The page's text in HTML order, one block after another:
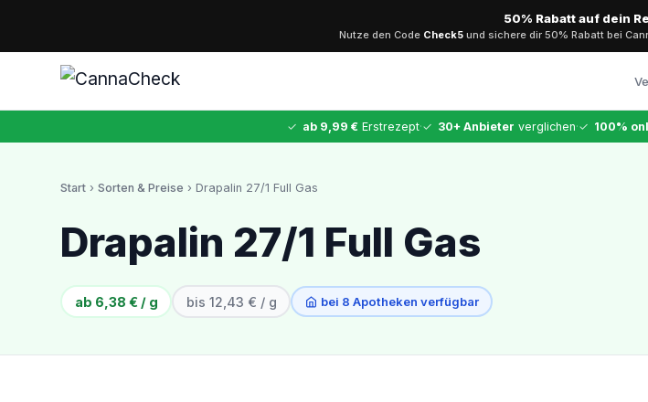
50% Rabatt auf dein
Nutze den Code Check5 und sichere dir 50% Rabatt bei
✓ ab 9,99 € Erstrezept·✓ 30+ Anbieter verglichen·✓ 100%
✕
MDMA
CannaZen
Start › Sorten & Preise › Drapalin 27/1 Full Gas
Drapalin 27/1 Full Gas
ab 6,38 € / g bis 12,43 € / g bei 8 Apotheken verfügbar